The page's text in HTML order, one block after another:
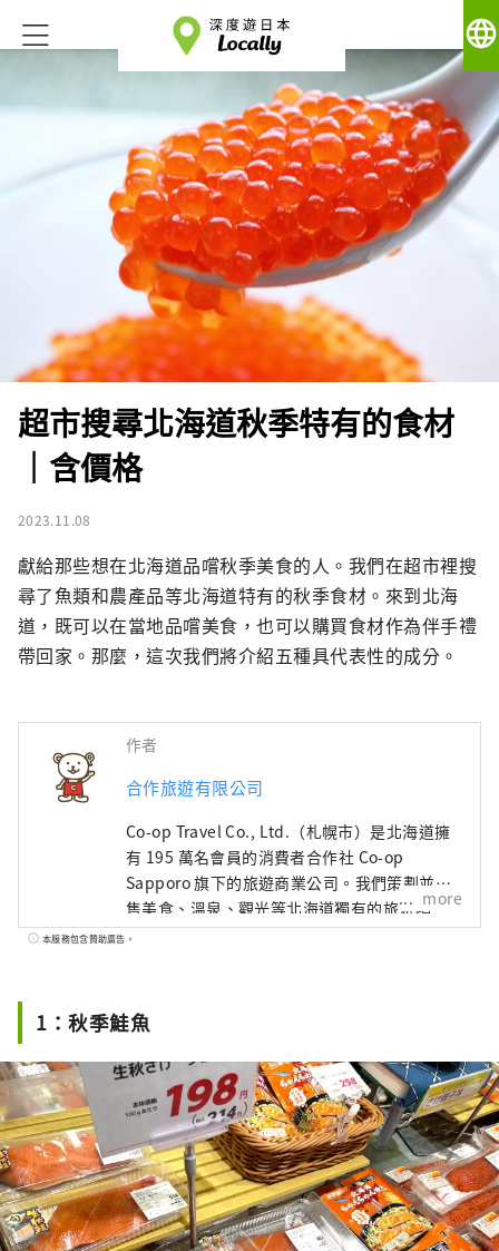
language
超市搜尋北海道秋季特有的食材
｜含價格
2023.11.08
獻給那些想在北海道品嚐秋季美食的人。我們在超市裡搜
尋了魚類和農產品等北海道特有的秋季食材。來到北海
道，既可以在當地品嚐美食，也可以購買食材作為伴手禮
帶回家。那麼，這次我們將介紹五種具代表性的成分。
作者
合作旅遊有限公司
Co-op Travel Co., Ltd.（札幌市）是北海道擁
有 195 萬名會員的消費者合作社 Co-op
Sapporo 旗下的旅遊商業公司。我們策劃並銷
售美食、溫泉、觀光等北海道獨有的旅遊項
目。 熟悉北海道景點和美食的策劃人員將為您
more
本服務包含贊助廣告。
1：秋季鮭魚